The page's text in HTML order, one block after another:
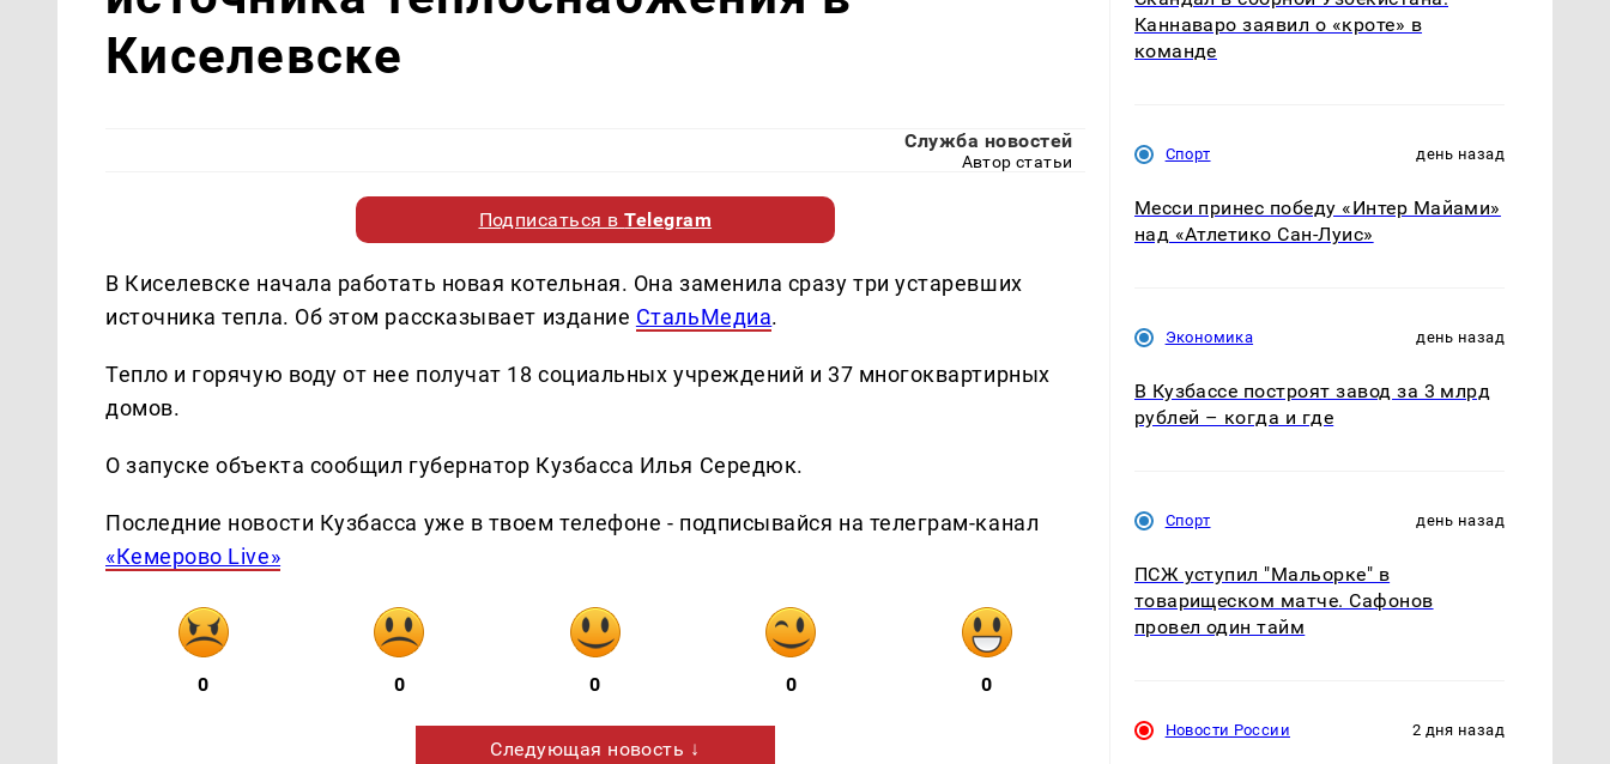
Киселевске
Служба новостей
Автор статьи
Подписаться вTelegram
В Киселевске начала работать новая котельная. Она заменила сразу три устаревших
источника тепла. Об этом рассказывает издание СтальМедиа.
Тепло и горячую воду от нее получат 18 социальных учреждений и 37 многоквартирных
домов.
О запуске объекта сообщил губернатор Кузбасса Илья Середюк.
Последние новости Кузбасса уже в твоем телефоне - подписывайся на телеграм-канал
«Кемерово Live»
0 0 0 0 0
Следующая новость ↓
Каннаваро заявил о «кроте» в
команде
Спорт день назад
Месси принес победу «Интер Майами»
над «Атлетико Сан-Луис»
Экономика день назад
В Кузбассе построят завод за 3 млрд
рублей – когда и где
Спорт день назад
ПСЖ уступил "Мальорке" в
товарищеском матче. Сафонов
провел один тайм
Новости России 2 дня назад